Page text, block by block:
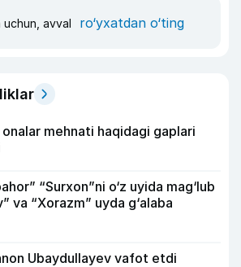
avval ro‘yxatdan o‘ting
mehnati haqidagi gaplari
“Surxon”ni o‘z uyida mag‘lub
va “Xorazm” uyda g‘alaba
Ubaydullayev vafot etdi